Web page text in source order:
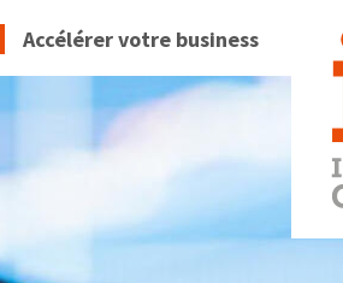
Accélérer votre business